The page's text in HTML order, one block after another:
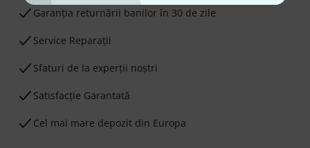
Garanţia returnării banilor în 30 de zile
Service Reparații
Sfaturi de la experții noștri
Satisfacție Garantată
Cel mai mare depozit din Europa